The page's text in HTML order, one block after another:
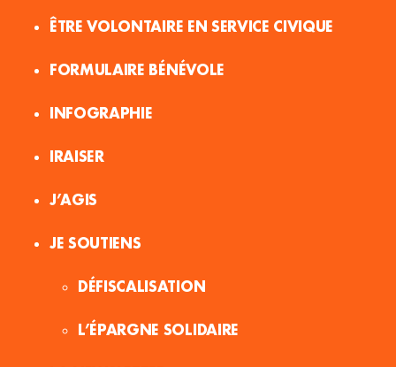
ÊTRE VOLONTAIRE EN SERVICE CIVIQUE
FORMULAIRE BÉNÉVOLE
INFOGRAPHIE
IRAISER
J’AGIS
JE SOUTIENS
DÉFISCALISATION
L’ÉPARGNE SOLIDAIRE